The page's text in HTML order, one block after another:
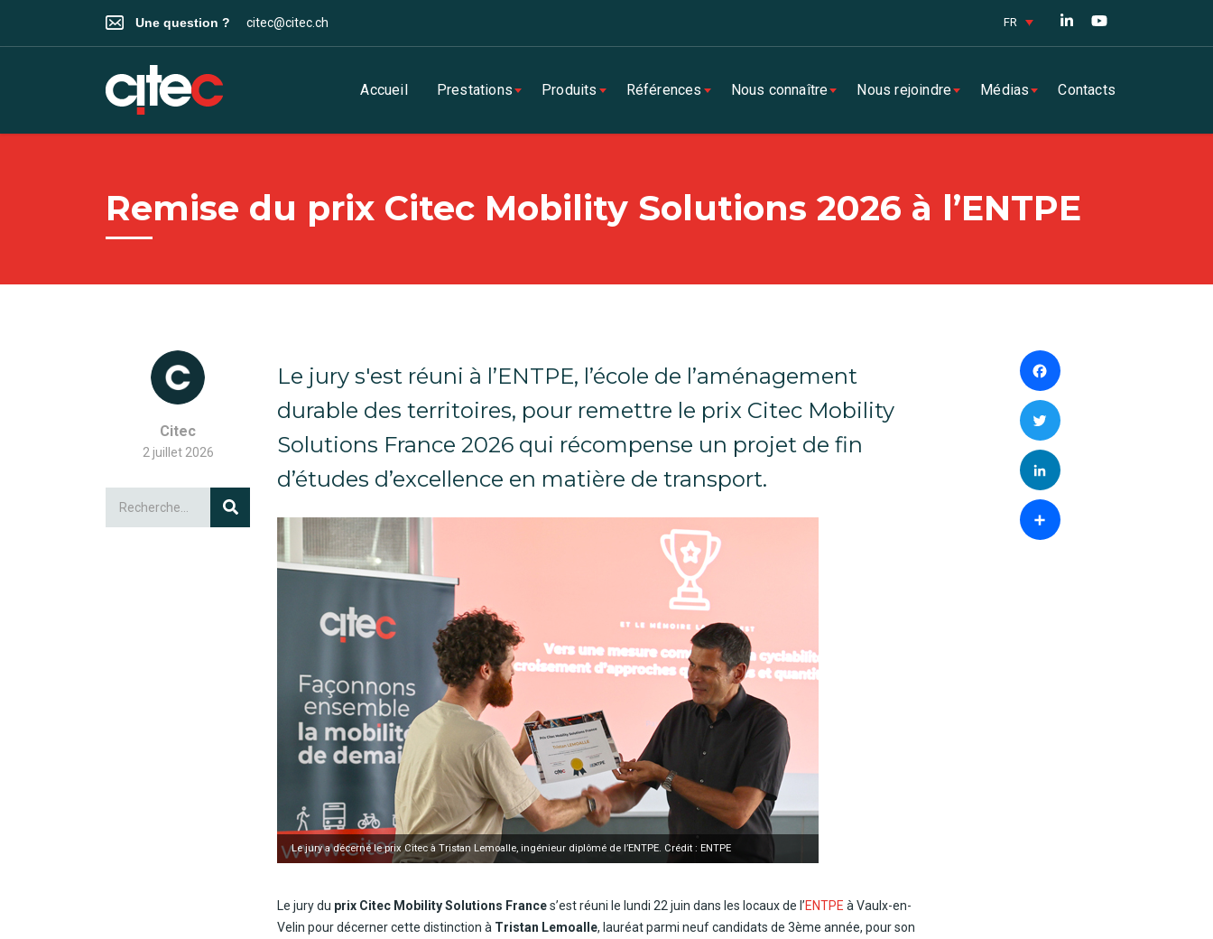
FR
Une question ? citec@citec.ch
Accueil Prestations Produits Références Nous connaître Nous rejoindre Médias Contacts
Remise du prix Citec Mobility Solutions 2026 à l’ENTPE
Citec
2 juillet 2026
Le jury s'est réuni à l’ENTPE, l’école de l’aménagement
durable des territoires, pour remettre le prix Citec Mobility
Solutions France 2026 qui récompense un projet de fin
d’études d’excellence en matière de transport.
Le jury a décerné le prix Citec à Tristan Lemoalle, ingénieur diplômé de l’ENTPE. Crédit : ENTPE
Le jury du prix Citec Mobility Solutions Frances’est réuni le lundi 22 juin dans les locaux de l’ENTPE à Vaulx-en-
Velin pour décerner cette distinction à Tristan Lemoalle, lauréat parmi neuf candidats de 3ème année, pour son
Facebook
Twitter
LinkedIn
Partager